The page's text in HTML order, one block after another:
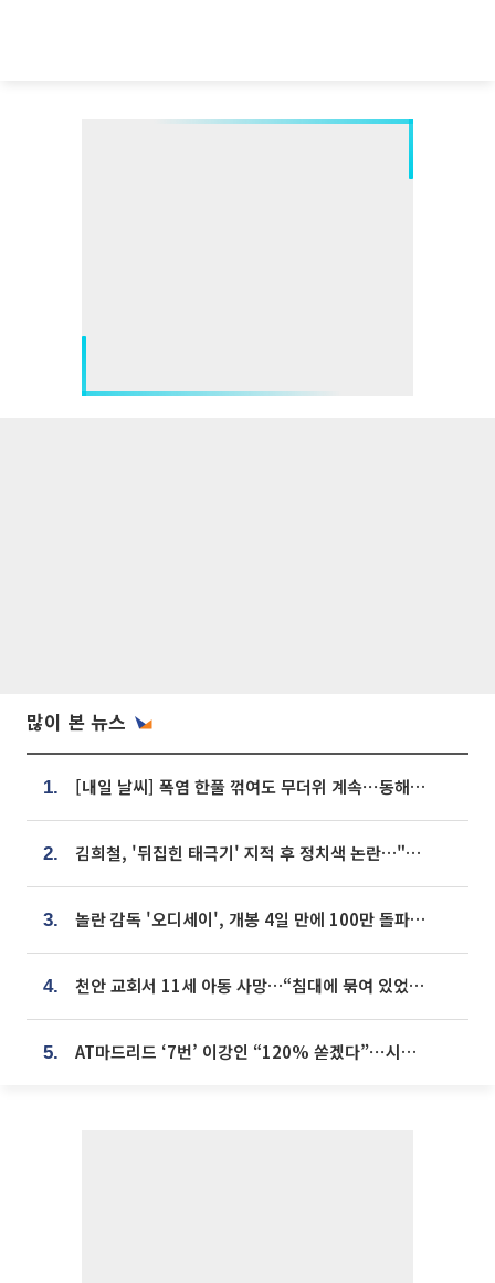
많이 본 뉴스
1. [내일 날씨] 폭염 한풀 꺾여도 무더위 계속⋯동해안 이틀 연속 비
2. 김희철, '뒤집힌 태극기' 지적 후 정치색 논란…"좌우 떠나 우리나라 국기"
3. 놀란 감독 '오디세이', 개봉 4일 만에 100만 돌파⋯'왕사남' 보다 빠르다
4. 천안 교회서 11세 아동 사망…“침대에 묶여 있었다” 진술 확보
5. AT마드리드 ‘7번’ 이강인 “120% 쏟겠다”⋯시메오네 감독 “필요한 선수”